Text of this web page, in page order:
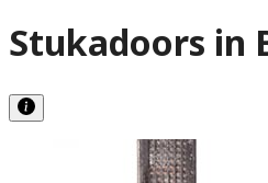
Stukadoors in